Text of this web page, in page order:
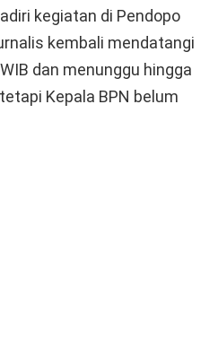
kegiatan di Pendopo
kembali mendatangi
dan menunggu hingga
Kepala BPN belum